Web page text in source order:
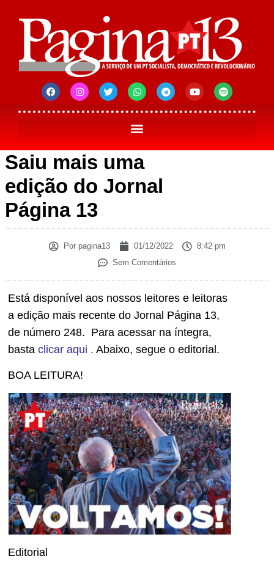
Saiu mais uma
edição do Jornal
Página 13
Porpagina13 01/12/2022
8:42 pm
Sem Comentários
Está disponível aos nossos leitores e leitoras
a edição mais recente do Jornal Página 13,
de número 248. Para acessar na íntegra,
basta clicar aqui . Abaixo, segue o editorial.
BOA LEITURA!
Editorial